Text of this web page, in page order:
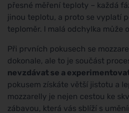
přesné měření teploty – každá
jinou teplotu, a proto se vyplatí
teploměr. I malá odchylka může
Při prvních pokusech se
dokonale, ale to je součást
nevzdávat se a
pokusem získáte větší jistotu a
mozzarelly je nejen cestou ke
zábavou, která vás sblíží s